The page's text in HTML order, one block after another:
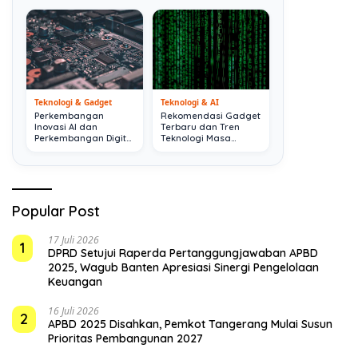
Teknologi & Gadget
Perkembangan
Inovasi AI dan
Perkembangan Digital
Teknologi & AI
Rekomendasi Gadget
Terbaru dan Tren
Teknologi Masa
Popular Post
1
17 Juli 2026
DPRD Setujui Raperda Pertanggungjawaban APBD
2025, Wagub Banten Apresiasi Sinergi Pengelolaan
Keuangan
2 16 Juli 2026
APBD 2025 Disahkan, Pemkot Tangerang Mulai Susun
Prioritas Pembangunan 2027